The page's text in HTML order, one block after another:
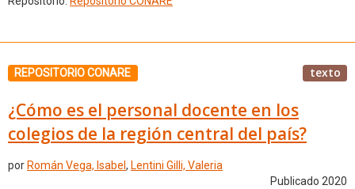
REPOSITORIO CONARE texto
¿Cómo es el personal docente en los
colegios de la región central del país?
por Román Vega, Isabel , Lentini Gilli, Valeria
Publicado 2020